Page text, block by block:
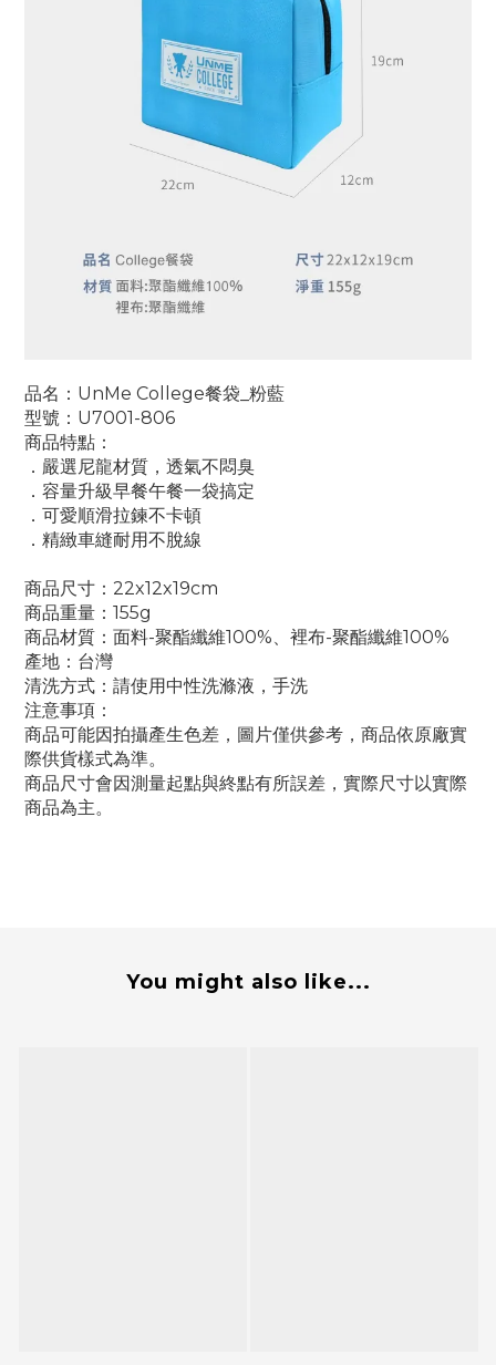
品名：UnMe College餐袋_粉藍
型號：U7001-806
商品特點：
．嚴選尼龍材質，透氣不悶臭
．容量升級早餐午餐一袋搞定
．可愛順滑拉鍊不卡頓
．精緻車縫耐用不脫線
商品尺寸：22x12x19cm
商品重量：155g
商品材質：面料-聚酯纖維100%、裡布-聚酯纖維100%
產地：台灣
清洗方式：請使用中性洗滌液，手洗
注意事項：
商品可能因拍攝產生色差，圖片僅供參考，商品依原廠實
際供貨樣式為準。
商品尺寸會因測量起點與終點有所誤差，實際尺寸以實際
商品為主。
You might also like...